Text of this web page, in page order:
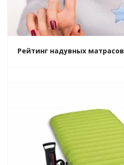
Рейтинг надувных матрасов